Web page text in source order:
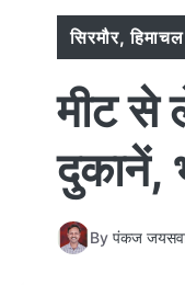
सिरमौर,हिमाचल
मीट से
दुकानें,
By पंकज